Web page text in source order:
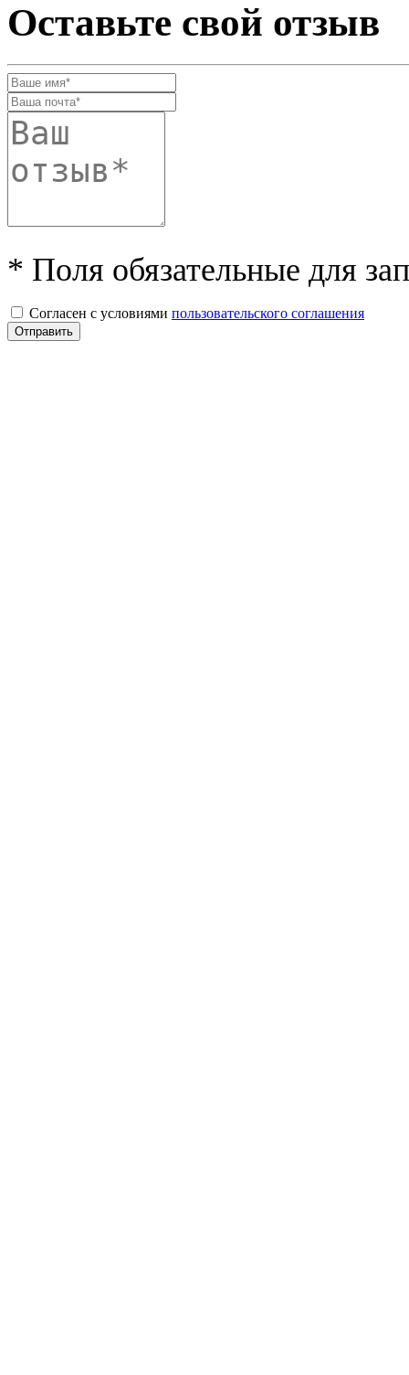
Оставьте свой отзыв
* Поля обязательные для
Согласен с условиями пользовательского соглашения